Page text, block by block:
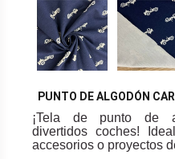
PUNTO DE ALGODÓN
¡Tela de punto de
divertidos coches!
accesorios o proyectos